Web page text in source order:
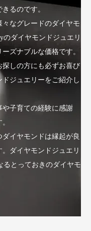
るのです。
なグレードのダイヤモ
ダイヤモンドジュエリ
ズナブルな価格です。
しの方にも必ずお喜び
ジュエリーをご紹介し
子育ての経験に感謝
イヤモンドは縁起が良
ダイヤモンドジュエリ
るとっておきのダイヤモ